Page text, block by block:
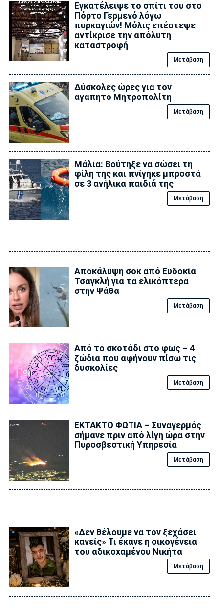
Εγκατέλειψε το σπίτι του στο
Πόρτο Γερμενό λόγω
πυρκαγιών! Μόλις επέστεψε
αντίκρισε την απόλυτη
καταστροφή
Μετάβαση
Δύσκολες ώρες για τον
αγαπητό Μητροπολίτη
Μετάβαση
Μάλια: Βούτηξε να σώσει τη
φίλη της και πνίγηκε μπροστά
σε 3 ανήλικα παιδιά της
Μετάβαση
Αποκάλυψη σoκ από Ευδοκία
Τσαγκλή για τα ελικόπτερα
στην Ψάθα
Μετάβαση
Από το σκοτάδι στο φως – 4
ζώδια που αφήνουν πίσω τις
δυσκολίες
Μετάβαση
ΕΚΤΑΚΤΟ ΦΩΤΙΑ – Συναγερμός
σήμανε πριν από λίγη ώρα στην
Πυροσβεστική Υπηρεσία
Μετάβαση
«Δεν θέλουμε να τον ξεχάσει
κανείς» Τι έκανε η οικογένεια
του αδικοxαμένου Νικήτα
Μετάβαση